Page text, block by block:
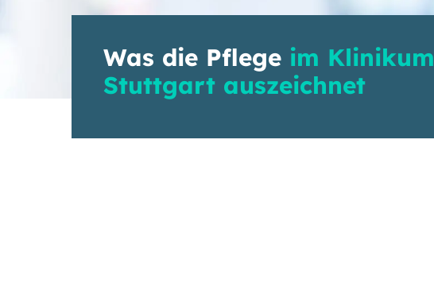
Was die Pflege im Klinikum
Stuttgart auszeichnet